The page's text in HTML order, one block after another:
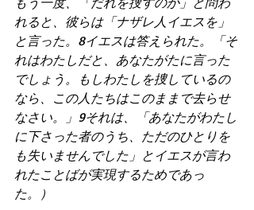
れると、彼らは「ナザレ人イエスを」
と言った。8イエスは答えられた。「そ
れはわたしだと、あなたがたに言った
でしょう。もしわたしを捜しているの
なら、この人たちはこのままで去らせ
なさい。」9それは、「あなたがわたし
に下さった者のうち、ただのひとりを
も失いませんでした」とイエスが言わ
れたことばが実現するためであっ
た。）